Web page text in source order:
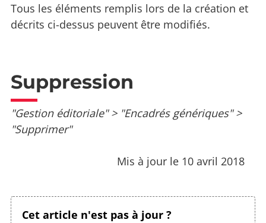
Tous les éléments remplis lors de la création et
décrits ci-dessus peuvent être modifiés.
Suppression
"Gestion éditoriale" > "Encadrés génériques" >
"Supprimer"
Mis à jour le 10 avril 2018
Cet article n'est pas à jour ?